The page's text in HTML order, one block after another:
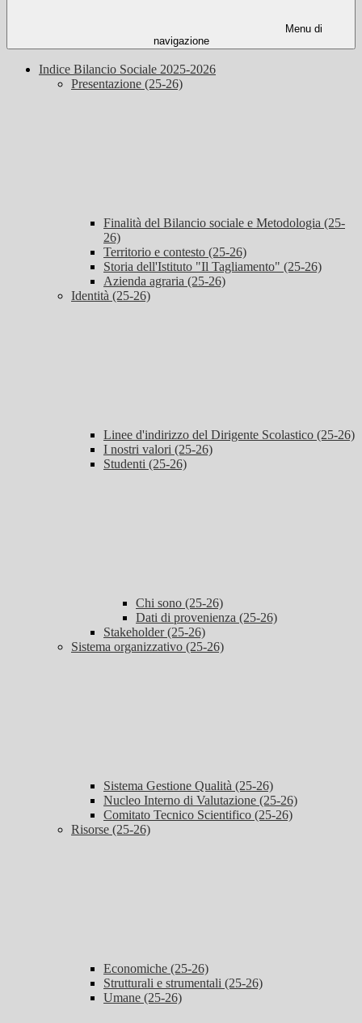
Menu di
navigazione
Indice Bilancio Sociale 2025-2026
Presentazione (25-26)
Finalità del Bilancio sociale e Metodologia (25-
26)
Territorio e contesto (25-26)
Storia dell'Istituto "Il Tagliamento" (25-26)
Azienda agraria (25-26)
Identità (25-26)
Linee d'indirizzo del Dirigente Scolastico (25-26)
I nostri valori (25-26)
Studenti (25-26)
Chi sono (25-26)
Dati di provenienza (25-26)
Stakeholder (25-26)
Sistema organizzativo (25-26)
Sistema Gestione Qualità (25-26)
Nucleo Interno di Valutazione (25-26)
Comitato Tecnico Scientifico (25-26)
Risorse (25-26)
Economiche (25-26)
Strutturali e strumentali (25-26)
Umane (25-26)